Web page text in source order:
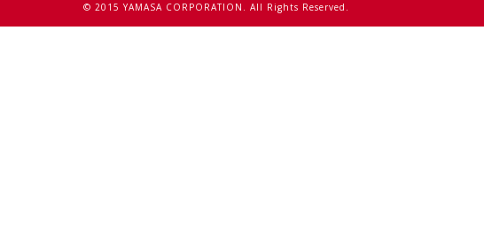
© 2015 YAMASA CORPORATION. All Rights Reserved.